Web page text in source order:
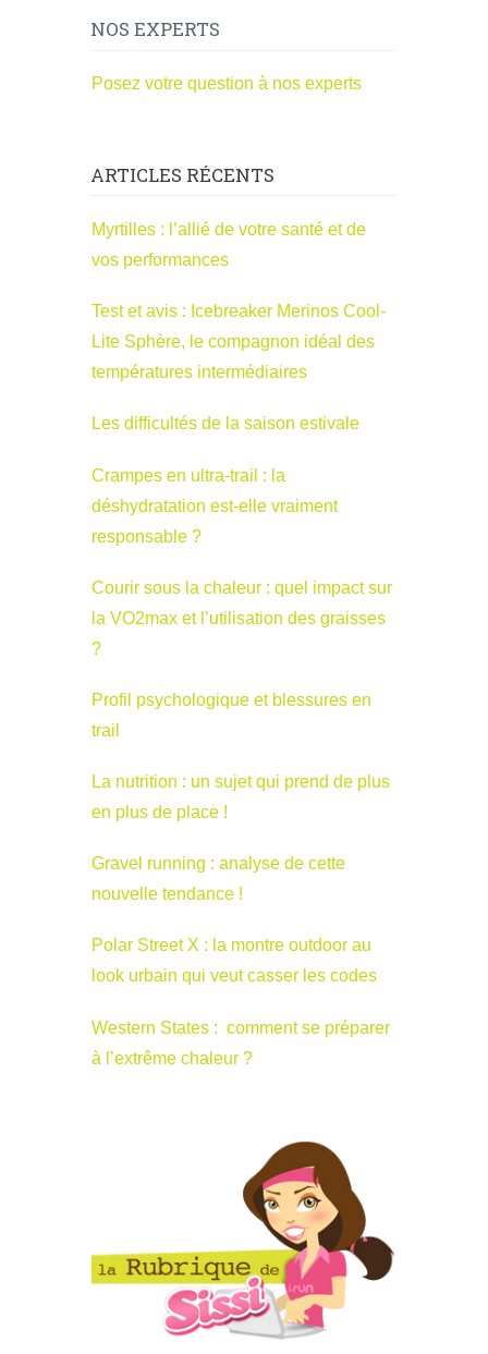
NOS EXPERTS
Posez votre question à nos experts
ARTICLES RÉCENTS
Myrtilles : l’allié de votre santé et de
vos performances
Test et avis : Icebreaker Merinos Cool-
Lite Sphère, le compagnon idéal des
températures intermédiaires
Les difficultés de la saison estivale
Crampes en ultra-trail : la
déshydratation est-elle vraiment
responsable ?
Courir sous la chaleur : quel impact sur
la VO2max et l’utilisation des graisses
?
Profil psychologique et blessures en
trail
La nutrition : un sujet qui prend de plus
en plus de place !
Gravel running : analyse de cette
nouvelle tendance !
Polar Street X : la montre outdoor au
look urbain qui veut casser les codes
Western States : comment se préparer
à l’extrême chaleur ?